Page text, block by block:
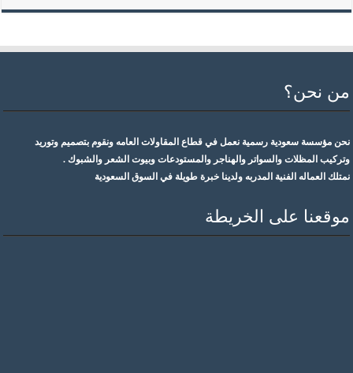
من نحن؟
نحن مؤسسة سعودية رسمية نعمل في قطاع المقاولات العامه ونقوم بتصميم وتوريد
وتركيب المظلات والسواتر والهناجر والمستودعات وبيوت الشعر والشبوك .
نمتلك العماله الفنية المدربه ولدينا خبرة طويلة في السوق السعودية
موقعنا على الخريطة